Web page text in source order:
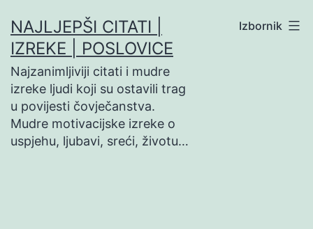
na
sadržaj
NAJLJEPŠI CITATI |
IZREKE | POSLOVICE
Najzanimljiviji citati i mudre
izreke ljudi koji su ostavili trag
u povijesti čovječanstva.
Mudre motivacijske izreke o
uspjehu, ljubavi, sreći, životu…
Izbornik